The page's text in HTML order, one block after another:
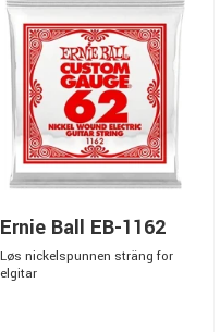
Ernie Ball EB-1162
Løs nickelspunnen sträng for
elgitar